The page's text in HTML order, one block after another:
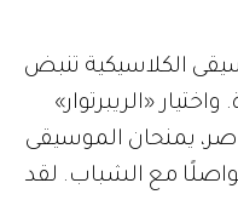
الكلاسيكية تنبض
«الريبرتوار»
يمنحان الموسيقى
مع الشباب. لقد